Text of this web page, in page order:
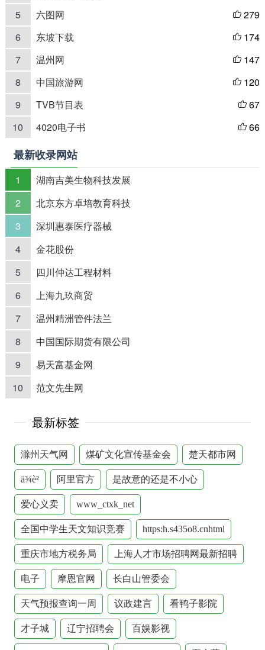
5
六图网  279
6
东坡下载  174
7
温州网  147
8
中国旅游网  120
9
TVB节目表  67
10
4020电子书  66
最新收录网站
1
湖南吉美生物科技发展
2
北京东方卓培教育科技
3
深圳惠泰医疗器械
4
金花股份
5
四川仲达工程材料
6
上海九玖商贸
7
温州精洲管件法兰
8
中国国际期货有限公司
9
易天富基金网
10
范文先生网
最新标签
滁州天气网 煤矿文化宣传基金会 楚天都市网
ä¾è² 阿里官方 是故意的还是不小心
爱心义卖 www_ctxk_net
全国中学生天文知识竞赛 https:h.s435o8.cnhtml
重庆市地方税务局 上海人才市场招聘网最新招聘
电子 摩恩官网 长白山管委会
天气预报查询一周 议政建言 看鸭子影院
才子城 辽宁招聘会 百娱影视